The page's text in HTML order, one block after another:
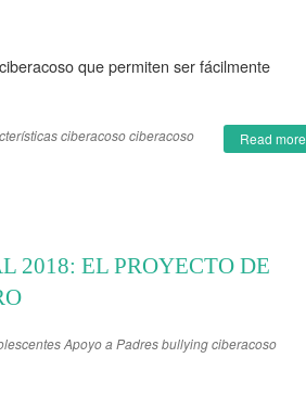
que permiten ser fácilmente
Read more
ciberacosociberacoso
2018: EL PROYECTO DE
Apoyo a Padresbullyingciberacoso